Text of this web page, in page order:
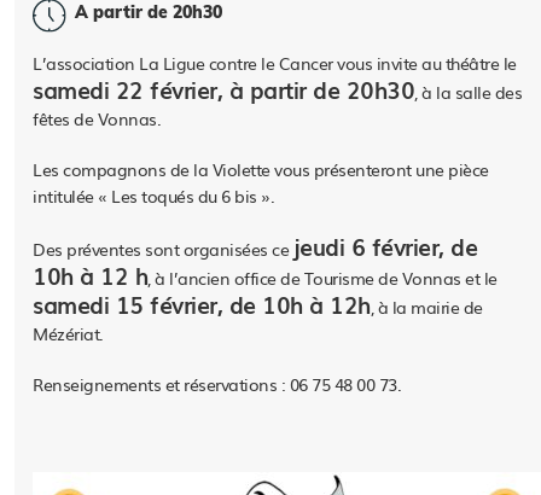
A partir de 20h30
L’association La Ligue contre le Cancer vous invite au théâtre le
samedi 22 février, à partir de 20h30, à la salle des
fêtes de Vonnas.
Les compagnons de la Violette vous présenteront une pièce
intitulée « Les toqués du 6 bis ».
Des préventes sont organisées ce jeudi 6 février, de
10h à 12 h, à l’ancien office de Tourisme de Vonnas et le
samedi 15 février, de 10h à 12h, à la mairie de
Mézériat.
Renseignements et réservations : 06 75 48 00 73.